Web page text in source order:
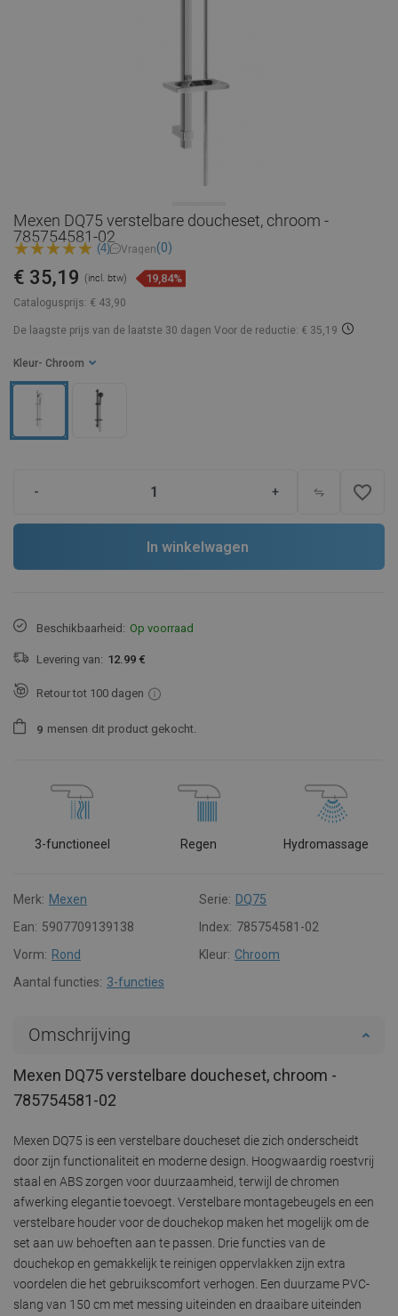
Mexen DQ75 verstelbare doucheset, chroom -
785754581-02
(4) Vragen(0)
Catalogusprijs: € 43,90
€ 35,19 (incl. btw) 19,84%
De laagste prijs van de laatste 30 dagen Voor de reductie: € 35,19
Kleur - Chroom
- + favorite_border
In winkelwagen
Beschikbaarheid: Op voorraad
Levering van: 12.99 €
Retour tot 100 dagen
9 mensen dit product gekocht.
3-functioneel Regen Hydromassage
Merk: Mexen Serie: DQ75
Ean: 5907709139138 Index: 785754581-02
Vorm: Rond Kleur: Chroom
Aantal functies: 3-functies
Omschrijving
Mexen DQ75 verstelbare doucheset, chroom -
785754581-02
Mexen DQ75 is een verstelbare doucheset die zich onderscheidt
door zijn functionaliteit en moderne design. Hoogwaardig roestvrij
staal en ABS zorgen voor duurzaamheid, terwijl de chromen
afwerking elegantie toevoegt. Verstelbare montagebeugels en een
verstelbare houder voor de douchekop maken het mogelijk om de
set aan uw behoeften aan te passen. Drie functies van de
douchekop en gemakkelijk te reinigen oppervlakken zijn extra
voordelen die het gebruikscomfort verhogen. Een duurzame PVC-
slang van 150 cm met messing uiteinden en draaibare uiteinden